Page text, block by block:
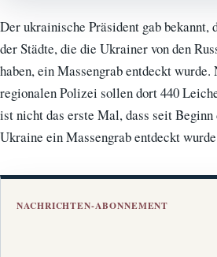
Der ukrainische Präsident gab bekannt,
der Städte, die die Ukrainer von den
haben, ein Massengrab entdeckt wurde.
regionalen Polizei sollen dort 440
ist nicht das erste Mal, dass seit
Ukraine ein Massengrab entdeckt
NACHRICHTEN-ABONNEMENT